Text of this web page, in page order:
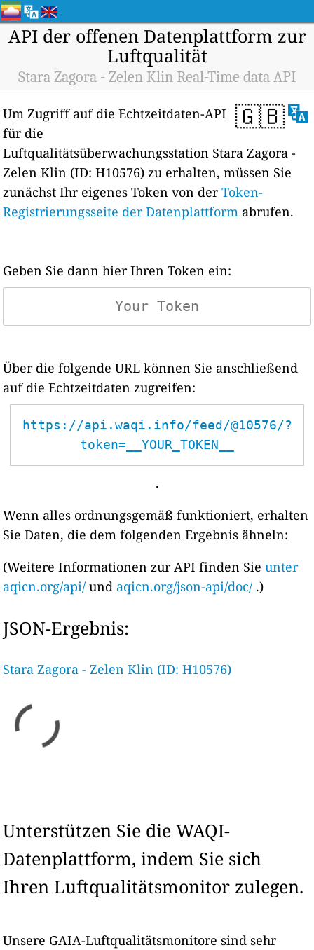
API der offenen Datenplattform zur
Luftqualität
Stara Zagora - Zelen Klin Real-Time data API
🇬🇧
Um Zugriff auf die Echtzeitdaten-API
für die
Luftqualitätsüberwachungsstation Stara Zagora -
Zelen Klin (ID: H10576) zu erhalten, müssen Sie
zunächst Ihr eigenes Token von derToken-
Registrierungsseite der Datenplattform abrufen.
Geben Sie dann hier Ihren Token ein:
Über die folgende URL können Sie anschließend
auf die Echtzeitdaten zugreifen:
https://api.waqi.info/feed/@10576/?
token=__YOUR_TOKEN__
.
Wenn alles ordnungsgemäß funktioniert, erhalten
Sie Daten, die dem folgenden Ergebnis ähneln:
(Weitere Informationen zur API finden Sieunter
aqicn.org/api/ und aqicn.org/json-api/doc/ .)
JSON-Ergebnis:
Stara Zagora - Zelen Klin (ID: H10576)
Unterstützen Sie die WAQI-
Datenplattform, indem Sie sich
Ihren Luftqualitätsmonitor zulegen.
Unsere GAIA-Luftqualitätsmonitore sind sehr